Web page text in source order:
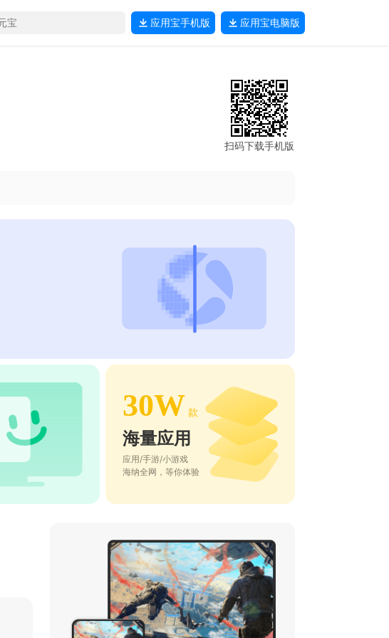
应用宝手机版 应用宝电脑版
扫码下载手机版
30W 款
海量应用
应用/手游/小游戏
海纳全网，等你体验